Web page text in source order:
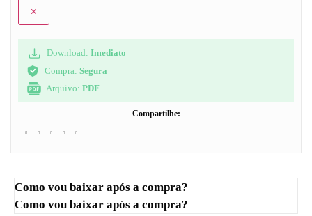
×
Download: Imediato
Compra: Segura
Arquivo: PDF
Compartilhe:
Como vou baixar após a compra?
Como vou baixar após a compra?